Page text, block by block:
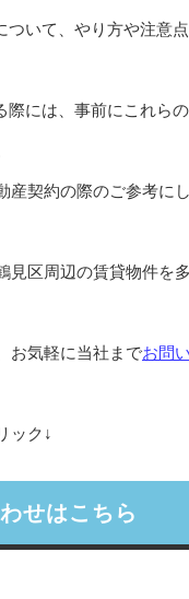
ついて、やり方や注意
際には、事前にこれら
産契約の際のご参考に
見区周辺の賃貸物件を
お気軽に当社までお問
ック↓
せはこちら